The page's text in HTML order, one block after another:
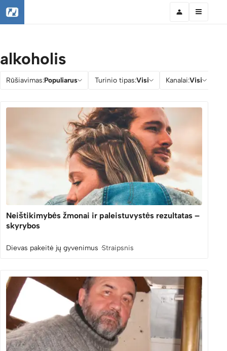
alkoholis
Rūšiavimas:Populiarus Turinio tipas:Visi Kanalai:Visi
Neištikimybės žmonai ir paleistuvystės rezultatas –
skyrybos
Dievas pakeitė jų gyvenimus Straipsnis